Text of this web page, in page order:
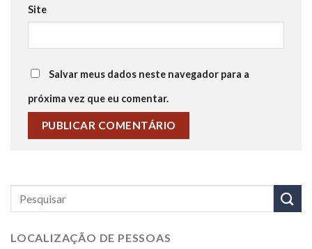
Site
Salvar meus dados neste navegador para a
próxima vez que eu comentar.
LOCALIZAÇÃO DE PESSOAS